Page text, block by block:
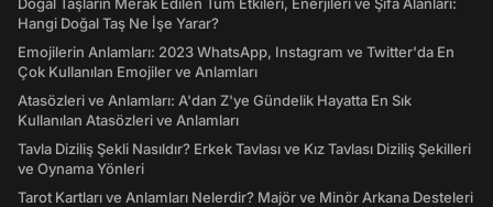
Hangi Doğal Taş Ne İşe Yarar?
Emojilerin Anlamları: 2023 WhatsApp, Instagram ve Twitter'da En
Çok Kullanılan Emojiler ve Anlamları
Atasözleri ve Anlamları: A'dan Z'ye Gündelik Hayatta En Sık
Kullanılan Atasözleri ve Anlamları
Tavla Diziliş Şekli Nasıldır? Erkek Tavlası ve Kız Tavlası Diziliş Şekilleri
ve Oynama Yönleri
Tarot Kartları ve Anlamları Nelerdir? Majör ve Minör Arkana Desteleri